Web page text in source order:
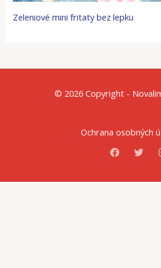
Zeleniové mini fritaty bez lepku
© 2026 Copyright -
Ochrana osobných